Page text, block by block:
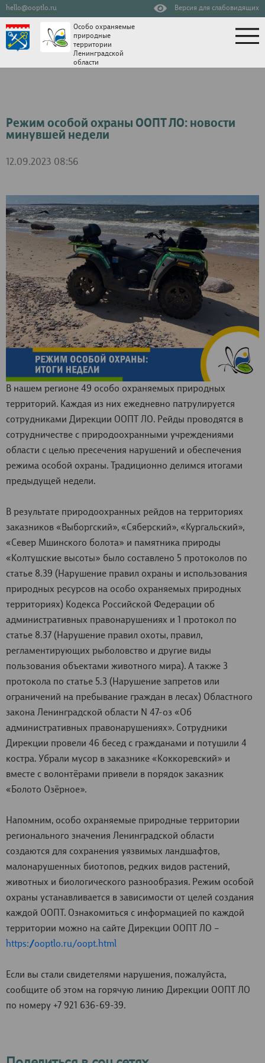
hello@ooptlo.ru Версия для слабовидящих
Особо охраняемые
природные
территории
Ленинградской
области
Режим особой охраны ООПТ ЛО: новости
минувшей недели
12.09.2023 08:56
В нашем регионе 49 особо охраняемых природных
территорий. Каждая из них ежедневно патрулируется
сотрудниками Дирекции ООПТ ЛО. Рейды проводятся в
сотрудничестве с природоохранными учреждениями
области с целью пресечения нарушений и обеспечения
режима особой охраны. Традиционно делимся итогами
предыдущей недели.
В результате природоохранных рейдов на территориях
заказников «Выборгский», «Сяберский», «Кургальский»,
«Север Мшинского болота» и памятника природы
«Колтушские высоты» было составлено 5 протоколов по
статье 8.39 (Нарушение правил охраны и использования
природных ресурсов на особо охраняемых природных
территориях) Кодекса Российской Федерации об
административных правонарушениях и 1 протокол по
статье 8.37 (Нарушение правил охоты, правил,
регламентирующих рыболовство и другие виды
пользования объектами животного мира). А также 3
протокола по статье 5.3 (Нарушение запретов или
ограничений на пребывание граждан в лесах) Областного
закона Ленинградской области N 47-оз «Об
административных правонарушениях». Сотрудники
Дирекции провели 46 бесед с гражданами и потушили 4
костра. Убрали мусор в заказнике «Коккоревский» и
вместе с волонтёрами привели в порядок заказник
«Болото Озёрное».
Напомним, особо охраняемые природные территории
регионального значения Ленинградской области
создаются для сохранения уязвимых ландшафтов,
малонарушенных биотопов, редких видов растений,
животных и биологического разнообразия. Режим особой
охраны устанавливается в зависимости от целей создания
каждой ООПТ. Ознакомиться с информацией по каждой
территории можно на сайте Дирекции ООПТ ЛО –
https://ooptlo.ru/oopt.html
Если вы стали свидетелями нарушения, пожалуйста,
сообщите об этом на горячую линию Дирекции ООПТ ЛО
по номеру +7 921 636-69-39.